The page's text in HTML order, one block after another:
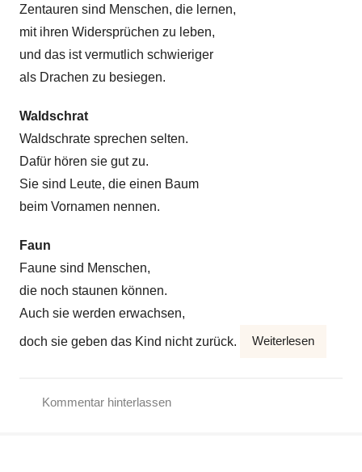
Zentauren sind Menschen, die lernen,
mit ihren Widersprüchen zu leben,
und das ist vermutlich schwieriger
als Drachen zu besiegen.
Waldschrat
Waldschrate sprechen selten.
Dafür hören sie gut zu.
Sie sind Leute, die einen Baum
beim Vornamen nennen.
Faun
Faune sind Menschen,
die noch staunen können.
Auch sie werden erwachsen,
doch sie geben das Kind nicht zurück. Weiterlesen
Kommentar hinterlassen